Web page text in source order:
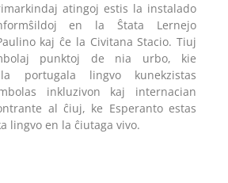
atingoj estis la instalado
en la Ŝtata Lernejo
kaj ĉe la Civitana Stacio. Tiuj
punktoj de nia urbo, kie
portugala lingvo kunekzistas
inkluzivon kaj internacian
al ĉiuj, ke Esperanto estas
lingvo en la ĉiutaga vivo.